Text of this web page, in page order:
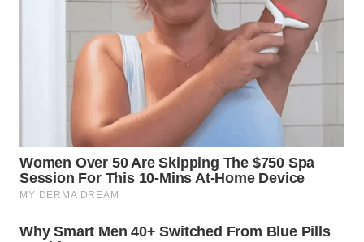
LANGKAT
TAPANULI
SELATAN
WN
LESUNG